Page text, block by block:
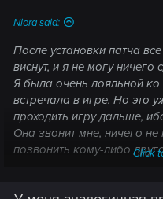
Niora said:
После установки патча
виснут, и я не могу ничего
Я была очень лояльной
встречала в игре. Но это
проходить игру дальше,
Она звонит мне, ничего не
позвонить кому-либо Click